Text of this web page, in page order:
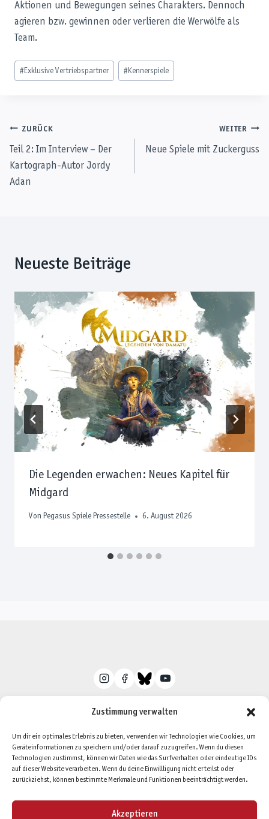
Zustimmung verwalten
Um dir ein optimales Erlebnis zu bieten, verwenden wir Technologien wie Cookies, um
Geräteinformationen zu speichern und/oder darauf zuzugreifen. Wenn du diesen
Technologien zustimmst, können wir Daten wie das Surfverhalten oder eindeutige IDs
auf dieser Website verarbeiten. Wenn du deine Einwillligung nicht erteilst oder
zurückziehst, können bestimmte Merkmale und Funktionen beeinträchtigt werden.
Akzeptieren
Aktionen und Bewegungen seines Charakters. Dennoch
agieren bzw. gewinnen oder verlieren die Werwölfe als
Team.
Schlagworte:
# Exklusive Vertriebspartner # Kennerspiele
Beitragsnavigation
ZURÜCK
Teil 2: Im Interview – Der
Kartograph-Autor Jordy
Adan
WEITER
Neue Spiele mit Zuckerguss
Neueste Beiträge
Die Legenden erwachen: Neues Kapitel für
Midgard
Von Pegasus Spiele Pressestelle 6. August 2026
Datenschutzerklärung Impressum
Cookie-Richtlinie (EU)